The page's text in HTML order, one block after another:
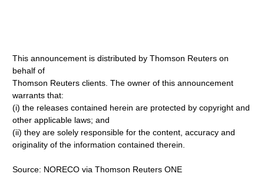
This announcement is distributed by Thomson Reuters on
behalf of
Thomson Reuters clients. The owner of this announcement
warrants that:
(i) the releases contained herein are protected by copyright and
other applicable laws; and
(ii) they are solely responsible for the content, accuracy and
originality of the information contained therein.
Source: NORECO via Thomson Reuters ONE